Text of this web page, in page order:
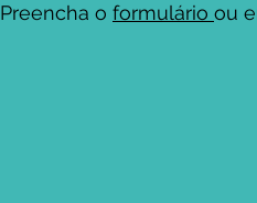
Preencha o formulário ou